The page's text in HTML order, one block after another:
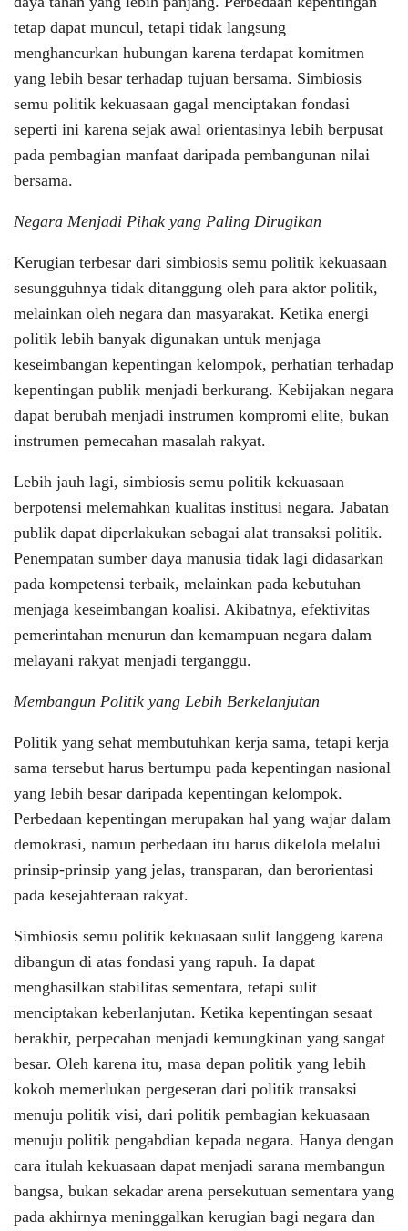
tetap dapat muncul, tetapi tidak langsung
menghancurkan hubungan karena terdapat komitmen
yang lebih besar terhadap tujuan bersama. Simbiosis
semu politik kekuasaan gagal menciptakan fondasi
seperti ini karena sejak awal orientasinya lebih berpusat
pada pembagian manfaat daripada pembangunan nilai
bersama.
Negara Menjadi Pihak yang Paling Dirugikan
Kerugian terbesar dari simbiosis semu politik kekuasaan
sesungguhnya tidak ditanggung oleh para aktor politik,
melainkan oleh negara dan masyarakat. Ketika energi
politik lebih banyak digunakan untuk menjaga
keseimbangan kepentingan kelompok, perhatian terhadap
kepentingan publik menjadi berkurang. Kebijakan negara
dapat berubah menjadi instrumen kompromi elite, bukan
instrumen pemecahan masalah rakyat.
Lebih jauh lagi, simbiosis semu politik kekuasaan
berpotensi melemahkan kualitas institusi negara. Jabatan
publik dapat diperlakukan sebagai alat transaksi politik.
Penempatan sumber daya manusia tidak lagi didasarkan
pada kompetensi terbaik, melainkan pada kebutuhan
menjaga keseimbangan koalisi. Akibatnya, efektivitas
pemerintahan menurun dan kemampuan negara dalam
melayani rakyat menjadi terganggu.
Membangun Politik yang Lebih Berkelanjutan
Politik yang sehat membutuhkan kerja sama, tetapi kerja
sama tersebut harus bertumpu pada kepentingan nasional
yang lebih besar daripada kepentingan kelompok.
Perbedaan kepentingan merupakan hal yang wajar dalam
demokrasi, namun perbedaan itu harus dikelola melalui
prinsip-prinsip yang jelas, transparan, dan berorientasi
pada kesejahteraan rakyat.
Simbiosis semu politik kekuasaan sulit langgeng karena
dibangun di atas fondasi yang rapuh. Ia dapat
menghasilkan stabilitas sementara, tetapi sulit
menciptakan keberlanjutan. Ketika kepentingan sesaat
berakhir, perpecahan menjadi kemungkinan yang sangat
besar. Oleh karena itu, masa depan politik yang lebih
kokoh memerlukan pergeseran dari politik transaksi
menuju politik visi, dari politik pembagian kekuasaan
menuju politik pengabdian kepada negara. Hanya dengan
cara itulah kekuasaan dapat menjadi sarana membangun
bangsa, bukan sekadar arena persekutuan sementara yang
pada akhirnya meninggalkan kerugian bagi negara dan